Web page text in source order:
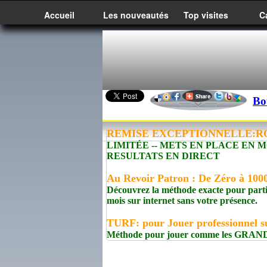
Accueil Les nouveautés Top visites
REMISE
LIMITÉE -- METS EN PLACE EN
RESULTATS EN DIRECT
Au Revoir Patron : De Zéro à
Découvrez la méthode exacte pour
mois sur internet sans votre présence.
TURF: pour Jouer professionnel
Méthode pour jouer comme les